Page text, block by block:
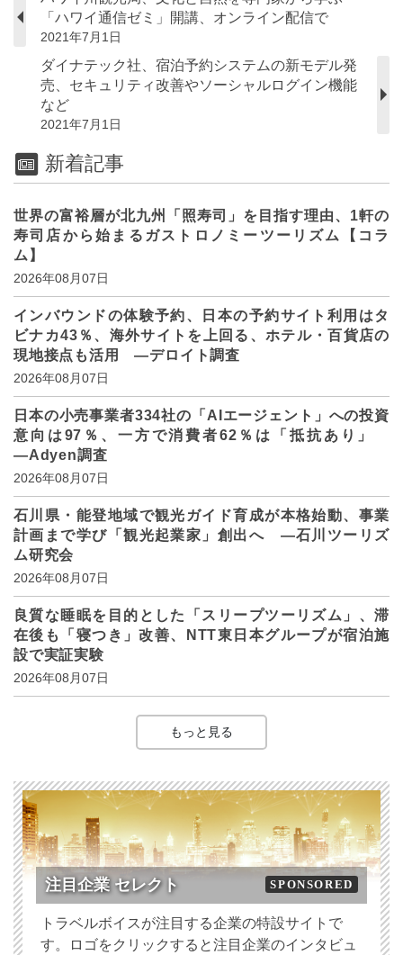
「ハワイ通信ゼミ」開講、オンライン配信で
2021年7月1日
ダイナテック社、宿泊予約システムの新モデル発
売、セキュリティ改善やソーシャルログイン機能
など
2021年7月1日
新着記事
世界の富裕層が北九州「照寿司」を目指す理由、1軒の
寿司店から始まるガストロノミーツーリズム【コラ
ム】
2026年08月07日
インバウンドの体験予約、日本の予約サイト利用はタ
ビナカ43％、海外サイトを上回る、ホテル・百貨店の
現地接点も活用 ―デロイト調査
2026年08月07日
日本の小売事業者334社の「AIエージェント」への投資
意向は97％、一方で消費者62％は「抵抗あり」
―Adyen調査
2026年08月07日
石川県・能登地域で観光ガイド育成が本格始動、事業
計画まで学び「観光起業家」創出へ ―石川ツーリズ
ム研究会
2026年08月07日
良質な睡眠を目的とした「スリープツーリズム」、滞
在後も「寝つき」改善、NTT東日本グループが宿泊施
設で実証実験
2026年08月07日
もっと見る
注目企業 セレクト SPONSORED
トラベルボイスが注目する企業の特設サイトで
す。ロゴをクリックすると注目企業のインタビュ